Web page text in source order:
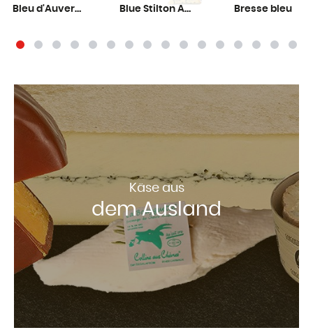
Bleu d'Auvergne AOP Dischamp Blue Stilton AOP Bresse bleu
Käse aus
dem Ausland